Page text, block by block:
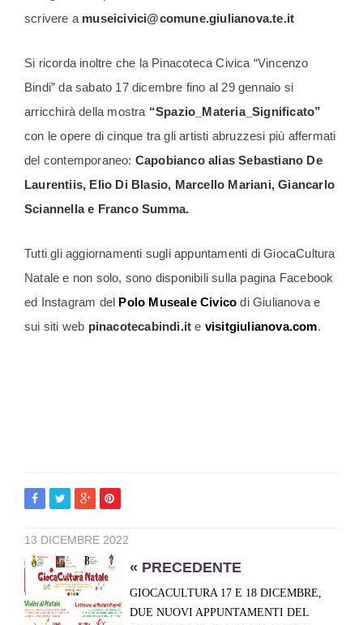
scrivere a museicivici@comune.giulianova.te.it
Si ricorda inoltre che la Pinacoteca Civica “Vincenzo
Bindi” da sabato 17 dicembre fino al 29 gennaio si
arricchirà della mostra “Spazio_Materia_Significato”
con le opere di cinque tra gli artisti abruzzesi più affermati
del contemporaneo: Capobianco alias Sebastiano De
Laurentiis, Elio Di Blasio, Marcello Mariani, Giancarlo
Sciannella e Franco Summa.
Tutti gli aggiornamenti sugli appuntamenti di GiocaCultura
Natale e non solo, sono disponibili sulla pagina Facebook
ed Instagram del Polo Museale Civico di Giulianova e
sui siti web pinacotecabindi.it e visitgiulianova.com.
13 DICEMBRE 2022
« PRECEDENTE
GIOCACULTURA 17 E 18 DICEMBRE,
DUE NUOVI APPUNTAMENTI DEL